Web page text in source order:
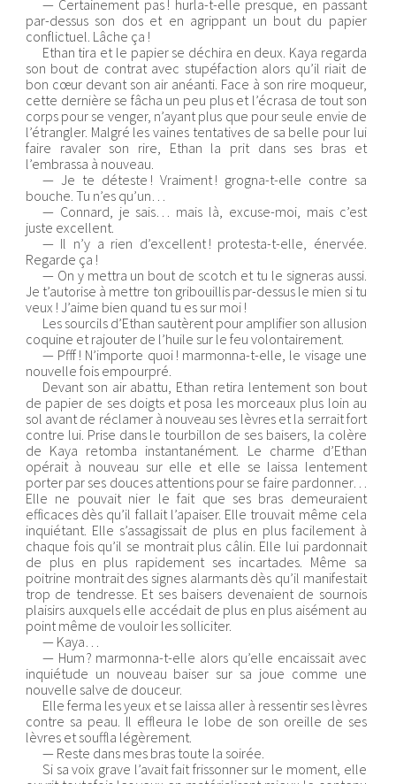
— Certainement pas ! hurla-t-elle presque, en passant
par-dessus son dos et en agrippant un bout du papier
conflictuel. Lâche ça !
Ethan tira et le papier se déchira en deux. Kaya regarda
son bout de contrat avec stupéfaction alors qu’il riait de
bon cœur devant son air anéanti. Face à son rire moqueur,
cette dernière se fâcha un peu plus et l’écrasa de tout son
corps pour se venger, n’ayant plus que pour seule envie de
l’étrangler. Malgré les vaines tentatives de sa belle pour lui
faire ravaler son rire, Ethan la prit dans ses bras et
l’embrassa à nouveau.
— Je te déteste ! Vraiment ! grogna-t-elle contre sa
bouche. Tu n’es qu’un…
— Connard, je sais… mais là, excuse-moi, mais c’est
juste excellent.
— Il n’y a rien d’excellent ! protesta-t-elle, énervée.
Regarde ça !
— On y mettra un bout de scotch et tu le signeras aussi.
Je t’autorise à mettre ton gribouillis par-dessus le mien si tu
veux ! J’aime bien quand tu es sur moi !
Les sourcils d’Ethan sautèrent pour amplifier son allusion
coquine et rajouter de l’huile sur le feu volontairement.
— Pfff ! N’importe quoi ! marmonna-t-elle, le visage une
nouvelle fois empourpré.
Devant son air abattu, Ethan retira lentement son bout
de papier de ses doigts et posa les morceaux plus loin au
sol avant de réclamer à nouveau ses lèvres et la serrait fort
contre lui. Prise dans le tourbillon de ses baisers, la colère
de Kaya retomba instantanément. Le charme d’Ethan
opérait à nouveau sur elle et elle se laissa lentement
porter par ses douces attentions pour se faire pardonner…
Elle ne pouvait nier le fait que ses bras demeuraient
efficaces dès qu’il fallait l’apaiser. Elle trouvait même cela
inquiétant. Elle s’assagissait de plus en plus facilement à
chaque fois qu’il se montrait plus câlin. Elle lui pardonnait
de plus en plus rapidement ses incartades. Même sa
poitrine montrait des signes alarmants dès qu’il manifestait
trop de tendresse. Et ses baisers devenaient de sournois
plaisirs auxquels elle accédait de plus en plus aisément au
point même de vouloir les solliciter.
— Kaya…
— Hum ? marmonna-t-elle alors qu’elle encaissait avec
inquiétude un nouveau baiser sur sa joue comme une
nouvelle salve de douceur.
Elle ferma les yeux et se laissa aller à ressentir ses lèvres
contre sa peau. Il effleura le lobe de son oreille de ses
lèvres et souffla légèrement.
— Reste dans mes bras toute la soirée.
Si sa voix grave l’avait fait frissonner sur le moment, elle